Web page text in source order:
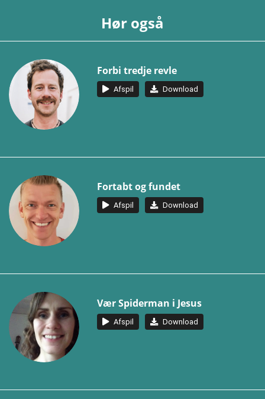
Hør også
Forbi tredje revle
Afspil Download
Fortabt og fundet
Afspil Download
Vær Spiderman i Jesus
Afspil Download